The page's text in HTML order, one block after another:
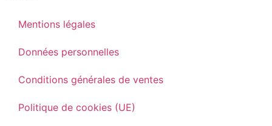
Mentions légales
Données personnelles
Conditions générales de ventes
Politique de cookies (UE)